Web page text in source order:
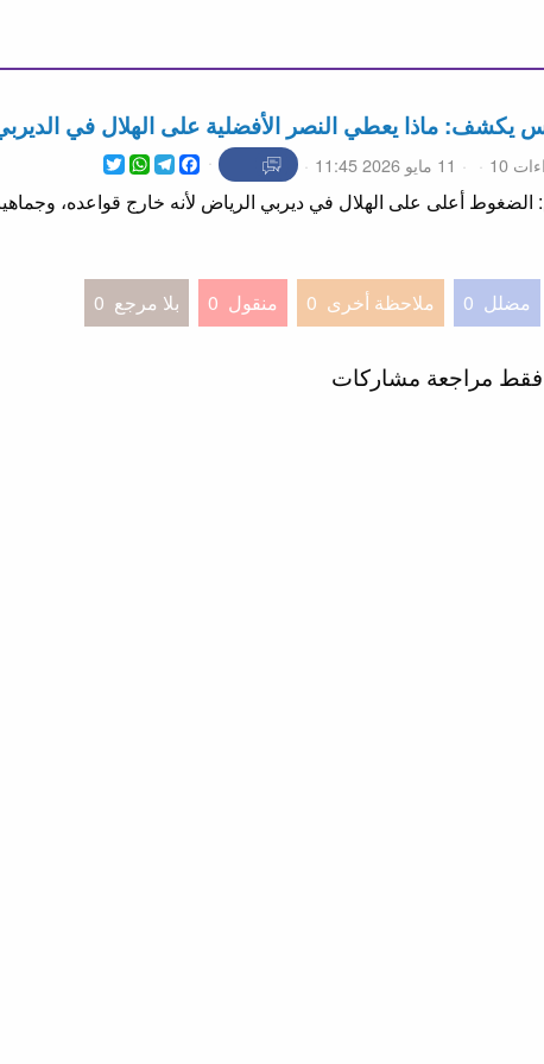
يكشف: ماذا يعطي النصر الأفضلية على الهلال في
10 11 مايو 2026 11:45 Twitter
WhatsApp
Telegram
Facebook
أعلى على الهلال في ديربي الرياض لأنه خارج قواعده،
مضلل 0 ملاحظة أخرى 0 منقول 0 بلا مرجع 0
مراجعة مشاركات